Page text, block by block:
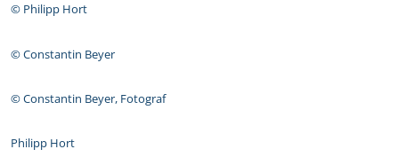
© Philipp Hort
© Constantin Beyer
© Constantin Beyer, Fotograf
Philipp Hort